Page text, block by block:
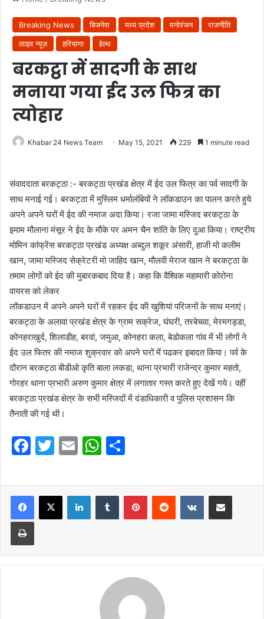
Breaking News बिजनेस मध्य प्रदेश मनोरंजन
राजनीति
लाइव न्यूज़
हरियाणा हेल्थ
बरकट्ठा में सादगी के साथ
मनाया गया ईद उल फित्र का
त्योहार
Khabar 24 News Team May 15, 2021 229 1 minute read
संवाददाता बरकट्ठा :- बरकट्ठा प्रखंड क्षेत्र में ईद उल फित्र का पर्व सादगी के
साथ मनाई गई। बरकट्ठा में मुस्लिम धर्मालंबियों ने लॉकडाउन का पालन करते हुये
अपने अपने घरों में ईद की नमाज अदा किया। रजा जामा मस्जिद बरकट्ठा के
इमाम मौलाना मंसूर ने ईद के मौके पर अमन चैन शांति के लिए दुआ किया। राष्ट्रीय
मोमिन कांफ्रेंस बरकट्ठा प्रखंड अध्यक्ष अब्दुल शकूर अंसारी, हाजी मो कलीम
खान, जामा मस्जिद सेक्रेटरी मो जाहिद खान, मौलवी मेराज खान ने बरकट्ठा के
तमाम लोगों को ईद की मुबारकबाद दिया है। कहा कि वैश्विक महामारी कोरोना
वायरस को लेकर
लॉकडाउन में अपने अपने घरों में रहकर ईद की खुशियां परिजनों के साथ मनाएं।
बरकट्ठा के अलावा प्रखंड क्षेत्र के ग्राम सक्रेज, घंघरी, तरबेचवा, मेरमगड्डा,
कोनहराखुर्द, शिलाडीह, बरवां, जमुआ, कोनहरा कला, बेडोकला गांव में भी लोगों ने
ईद उल फितर की नमाज शुक्रवार को अपने घरों में पढकर इबादत किया। पर्व के
दौरान बरकट्ठा बीडीओ कृति बाला लकडा, थाना प्रभारी राजेन्द्र कुमार महतो,
गोरहर थाना प्रभारी अरुण कुमार क्षेत्र में लगातार गस्त करते हुए देखें गये। वहीं
बरकट्ठा प्रखंड क्षेत्र के सभी मस्जिदों में दंडाधिकारी व पुलिस प्रशासन कि
तैनाती की गई थी।
F
c
e
b
o
o
T
itt
er
E
ai
l
W
at
s
A
p
ar
e
LinkedInTumblr PinterestReddit VKontakteShare via Email
Print